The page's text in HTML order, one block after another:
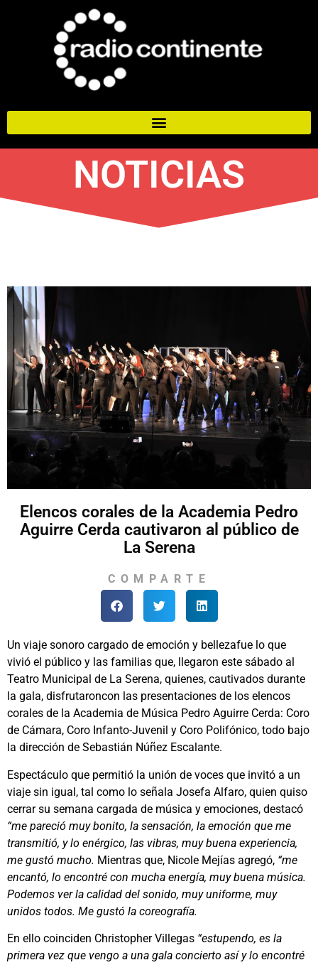
NOTICIAS
Elencos corales de la Academia Pedro
Aguirre Cerda cautivaron al público de
La Serena
COMPARTE
Un viaje sonoro cargado de emoción y bellezafue lo que
vivió el público y las familias que, llegaron este sábado al
Teatro Municipal de La Serena, quienes, cautivados durante
la gala, disfrutaroncon las presentaciones de los elencos
corales de la Academia de Música Pedro Aguirre Cerda: Coro
de Cámara, Coro Infanto-Juvenil y Coro Polifónico, todo bajo
la dirección de Sebastián Núñez Escalante.
Espectáculo que permitió la unión de voces que invitó a un
viaje sin igual, tal como lo señala Josefa Alfaro, quien quiso
cerrar su semana cargada de música y emociones, destacó
“me pareció muy bonito, la sensación, la emoción que me
transmitió, y lo enérgico, las vibras, muy buena experiencia,
me gustó mucho. Mientras que, Nicole Mejías agregó, “me
encantó, lo encontré con mucha energía, muy buena música.
Podemos ver la calidad del sonido, muy uniforme, muy
unidos todos. Me gustó la coreografía.
En ello coinciden Christopher Villegas “estupendo, es la
primera vez que vengo a una gala concierto así y lo encontré